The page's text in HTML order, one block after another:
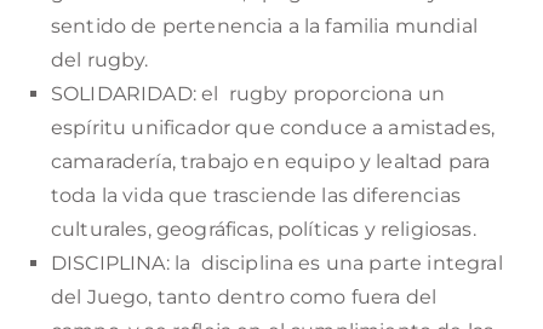
sentido de pertenencia a la familia mundial
del rugby.
SOLIDARIDAD: el rugby proporciona un
espíritu unificador que conduce a amistades,
camaradería, trabajo en equipo y lealtad para
toda la vida que trasciende las diferencias
culturales, geográficas, políticas y religiosas.
DISCIPLINA: la disciplina es una parte integral
del Juego, tanto dentro como fuera del